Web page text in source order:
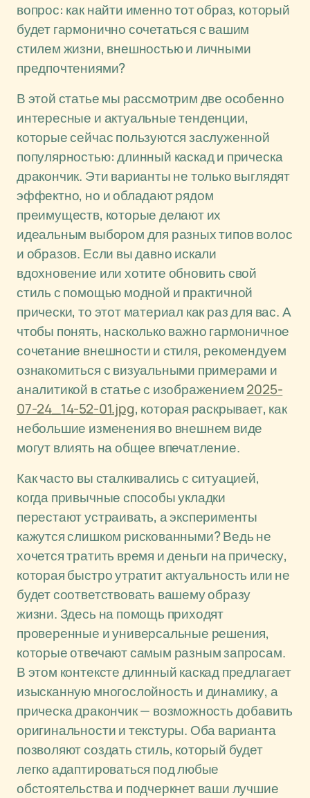
вопрос: как найти именно тот образ, который
будет гармонично сочетаться с вашим
стилем жизни, внешностью и личными
предпочтениями?
В этой статье мы рассмотрим две особенно
интересные и актуальные тенденции,
которые сейчас пользуются заслуженной
популярностью: длинный каскад и прическа
дракончик. Эти варианты не только выглядят
эффектно, но и обладают рядом
преимуществ, которые делают их
идеальным выбором для разных типов волос
и образов. Если вы давно искали
вдохновение или хотите обновить свой
стиль с помощью модной и практичной
прически, то этот материал как раз для вас. А
чтобы понять, насколько важно гармоничное
сочетание внешности и стиля, рекомендуем
ознакомиться с визуальными примерами и
аналитикой в статье с изображением2025-
07-24_14-52-01.jpg, которая раскрывает, как
небольшие изменения во внешнем виде
могут влиять на общее впечатление.
Как часто вы сталкивались с ситуацией,
когда привычные способы укладки
перестают устраивать, а эксперименты
кажутся слишком рискованными? Ведь не
хочется тратить время и деньги на прическу,
которая быстро утратит актуальность или не
будет соответствовать вашему образу
жизни. Здесь на помощь приходят
проверенные и универсальные решения,
которые отвечают самым разным запросам.
В этом контексте длинный каскад предлагает
изысканную многослойность и динамику, а
прическа дракончик — возможность добавить
оригинальности и текстуры. Оба варианта
позволяют создать стиль, который будет
легко адаптироваться под любые
обстоятельства и подчеркнет ваши лучшие